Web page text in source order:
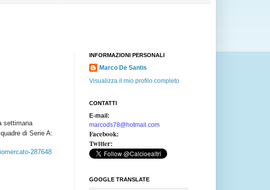
settimana
di Serie A:
287648
INFORMAZIONI PERSONALI
Marco De Santis
Visualizza il mio profilo completo
CONTATTI
E-mail:
marcods78@hotmail.com
Facebook:
Twitter:
GOOGLE TRANSLATE